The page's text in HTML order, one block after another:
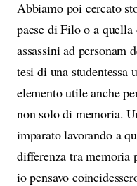
Abbiamo poi cercato
paese di Filo o a
assassini ad personam
tesi di una studentessa
elemento utile anche
non solo di memoria.
imparato lavorando a
differenza tra memoria
io pensavo